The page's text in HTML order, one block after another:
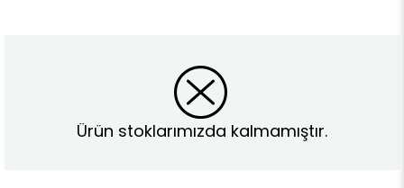
Ürün stoklarımızda kalmamıştır.